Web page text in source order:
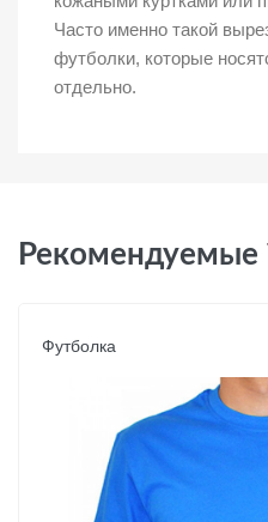
Часто именно такой
футболки, которые
отдельно.
Рекомендуемые
Футболка